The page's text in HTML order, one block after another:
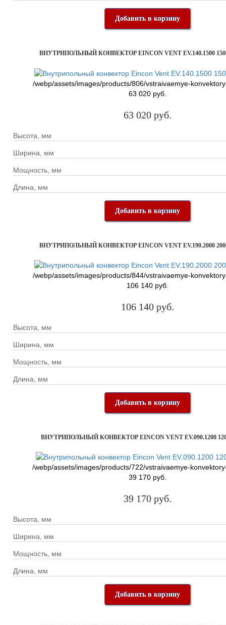
Добавить в корзину
ВНУТРИПОЛЬНЫЙ КОНВЕКТОР EINCON VENT EV.140.1500
/webp/assets/images/products/806/vstraivaemye-
63 020 руб.
63 020 руб.
Высота, мм
Ширина, мм
Мощность, мм
Длина, мм
Добавить в корзину
ВНУТРИПОЛЬНЫЙ КОНВЕКТОР EINCON VENT EV.190.2000
/webp/assets/images/products/844/vstraivaemye-
106 140 руб.
106 140 руб.
Высота, мм
Ширина, мм
Мощность, мм
Длина, мм
Добавить в корзину
ВНУТРИПОЛЬНЫЙ КОНВЕКТОР EINCON VENT EV.090.1200
/webp/assets/images/products/722/vstraivaemye-
39 170 руб.
39 170 руб.
Высота, мм
Ширина, мм
Мощность, мм
Длина, мм
Добавить в корзину